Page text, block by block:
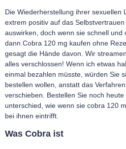
Die Wiederherstellung ihrer sexuellen
extrem positiv auf das
auswirken, doch wenn sie schnell und
dann Cobra 120 mg kaufen ohne
gesagt die Hände davon. Wir
alles verschlossen! Wenn ich etwas
einmal bezahlen müsste, würden Sie
bestellen wollen, anstatt das
verschieben. Bestellen Sie noch
unterschied, wie wenn sie cobra 120
bei ihnen eintrifft.
Was Cobra ist